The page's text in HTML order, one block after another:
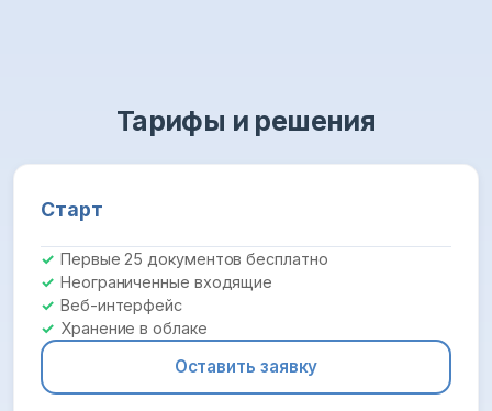
Тарифы и решения
Старт
Первые 25 документов бесплатно
Неограниченные входящие
Веб-интерфейс
Хранение в облаке
Оставить заявку